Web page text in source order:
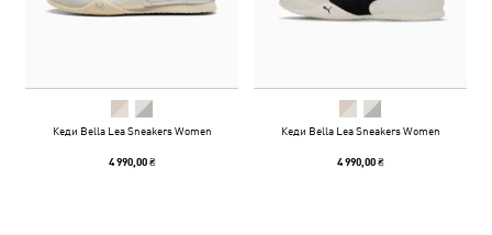
Кеди Bella Lea Sneakers Women
4 990,00 ₴
Кеди Bella Lea Sneakers Women
4 990,00 ₴